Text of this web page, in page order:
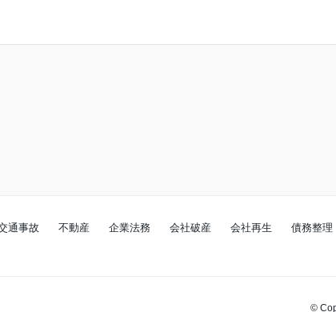
通事故 不動産 企業法務 会社破産 会社再生 債務整理
©